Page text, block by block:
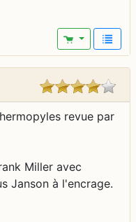
revue par
Miller avec
Janson à l'encrage.